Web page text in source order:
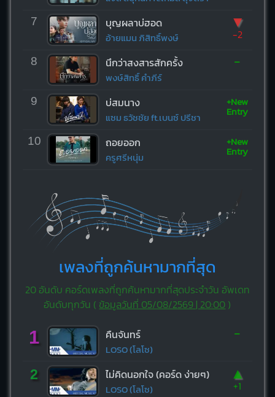
7 บุญผลาบ่ฮอด
อ้ายแมน ภิสิทธิ์พงษ์
▼
-2
8 นึกว่าสงสารสักครั้ง
พงษ์สิทธิ์ คำภีร์
-
9 บ่สมนาง
แซม ธวัชชัย ft.เบนซ์ ปรีชา
+New
Entry
10 ถอยออก
ครูศรีหนุ่ม
+New
Entry
เพลงที่ถูกค้นหามากที่สุด
20 อันดับ คอร์ดเพลงที่ถูกค้นหามากที่สุดประจำวัน อัพเดท
อันดับทุกวัน ( ข้อมูลวันที่ 05/08/2569 | 20:00 )
1 คืนจันทร์
LOSO (โลโซ)
-
2 ไม่คิดนอกใจ (คอร์ด ง่ายๆ)
LOSO (โลโซ)
▲
+1